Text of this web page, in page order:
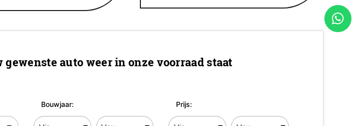
auto weer in onze voorraad staat
Bouwjaar: Prijs: